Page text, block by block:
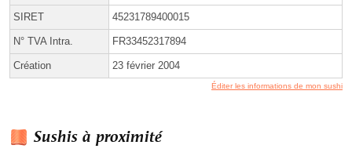
SIRET 45231789400015
N° TVA Intra. FR33452317894
Création 23 février 2004
Éditer les informations de mon sushi
Sushis à proximité